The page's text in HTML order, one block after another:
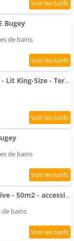
Bugey
de bains
Ecrin de bien-être - Balneo - Lit King-Size - Terrasse
de bains
Appartement Le Saint SO'live - 50m2 - accessible aux personnes à mobilité réduite
de bains